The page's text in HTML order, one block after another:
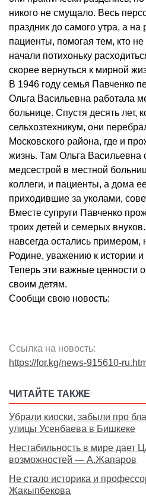
никого не смущало. Весь
праздник до самого утра, а на
пациенты, помогая тем, кто
начали потихоньку
скорее вернуться к мирной
В 1946 году семья Павченко
Ольга Васильевна работала
больнице. Спустя десять лет,
сельхозтехникум, они
Московского района, где и
жизнь. Там Ольга Васильевна
медсестрой в местной
коллеги, и пациенты, а дома
приходившие за уколами,
Вместе супруги Павченко
троих детей и семерых
навсегда остались примером,
Родине, уважению к истории
Теперь эти важные ценности
своим детям.
Сообщи свою новость:
Ссылка на новость:
https://for.kg/news-915610-
ЧИТАЙТЕ ТАКЖЕ
Убрали киоски, забыли про
улицы Усенбаева в Бишкеке
Нестабильность в мире дает
возможностей — А.Жапаров
Не стало историка и
Жакыпбекова